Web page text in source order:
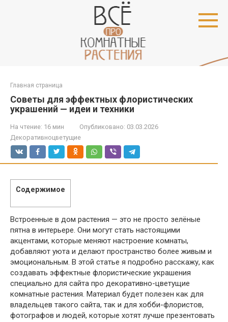
Главная страница
Советы для эффектных флористических
украшений — идеи и техники
На чтение: 16 мин Опубликовано: 03.03.2026
Декоративноцветущие
Содержимое
Встроенные в дом растения — это не просто зелёные
пятна в интерьере. Они могут стать настоящими
акцентами, которые меняют настроение комнаты,
добавляют уюта и делают пространство более живым и
эмоциональным. В этой статье я подробно расскажу, как
создавать эффектные флористические украшения
специально для сайта про декоративно-цветущие
комнатные растения. Материал будет полезен как для
владельцев такого сайта, так и для хобби-флористов,
фотографов и людей, которые хотят лучше презентовать